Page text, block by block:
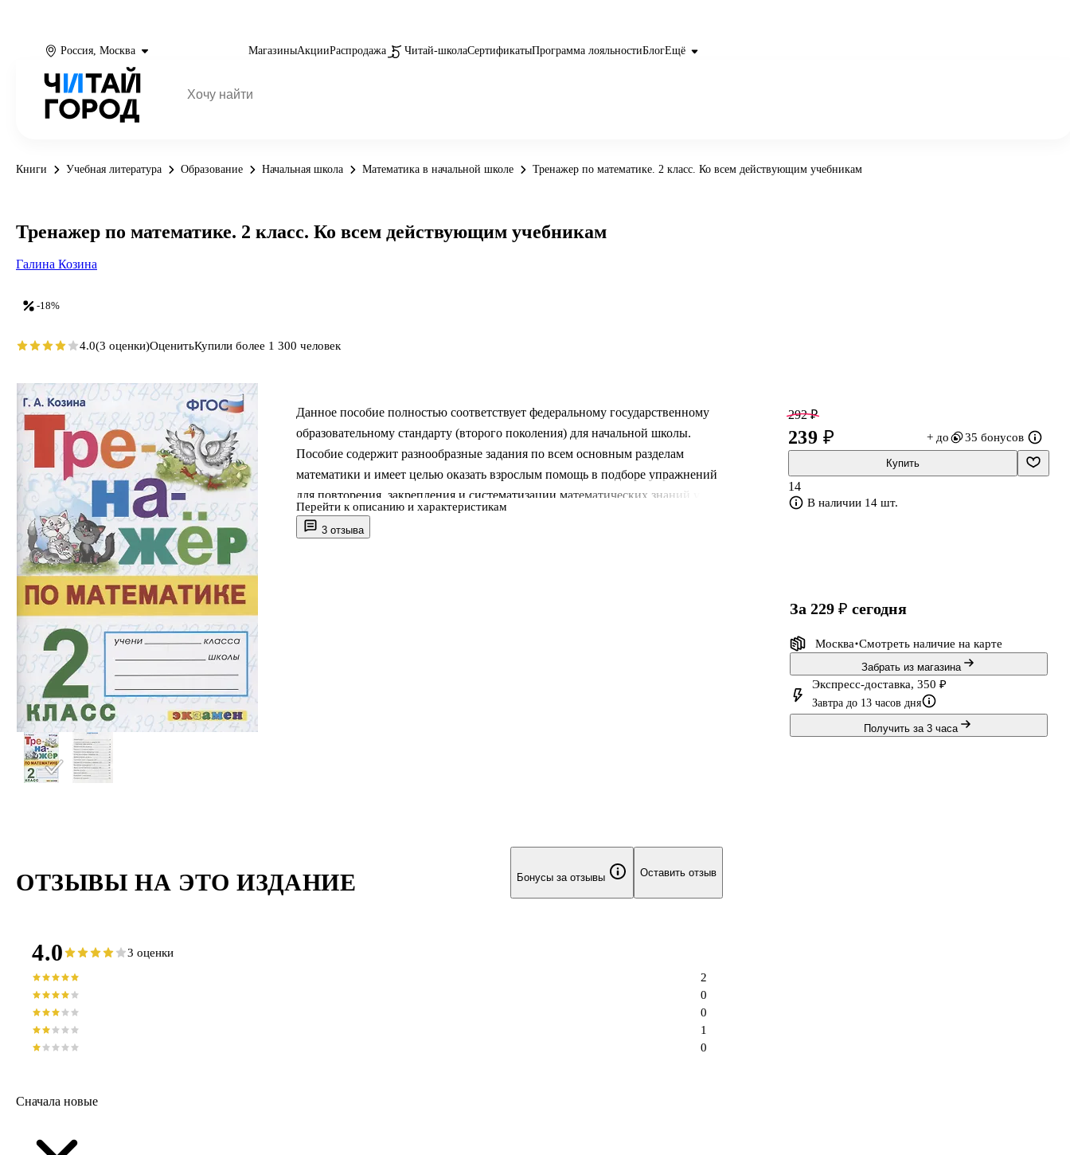
Россия, Москва МагазиныАкцииРаспродажа Читай-школаСертификатыПрограмма лояльностиБлогЕщё
Книги Учебная литература Образование Начальная школа Математика в начальной школе Тренажер по математике. 2 класс. Ко всем действующим учебникам
3 отзыва
Данное пособие полностью соответствует федеральному государственному
образовательному стандарту (второго поколения) для начальной школы.
Пособие содержит разнообразные задания по всем основным разделам
математики и имеет целью оказать взрослым помощь в подборе упражнений
для повторения, закрепления и систематизации математических знаний у
детей. В пособии приведено достаточное число упражнений,
способствующих выработке навыков устных и письменных вычислений,
Перейти к описанию и характеристикам
-18%
Тренажер по математике. 2 класс. Ко всем действующим учебникам
Галина Козина
4.0(3 оценки)ОценитьКупили более 1 300 человек
292 ₽
239 ₽ + до 35 бонусов
Купить
14
В наличии 14 шт.
за 229 ₽ сегодня
Москва Смотреть наличие на карте
Забрать из магазина
Экспресс-доставка, 350 ₽
Завтра до 13 часов дня
Получить за 3 часа
ОТЗЫВЫ НА ЭТО ИЗДАНИЕ Бонусы за отзывы Оставить отзыв
4.0 3 оценки
0
1
0
0
2
Сначала новые